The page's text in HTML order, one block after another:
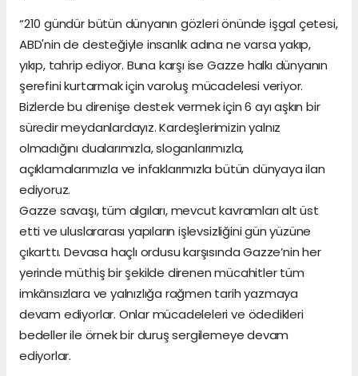
“210 gündür bütün dünyanın gözleri önünde işgal çetesi,
ABD'nin de desteğiyle insanlık adına ne varsa yakıp,
yıkıp, tahrip ediyor. Buna karşı ise Gazze halkı dünyanın
şerefini kurtarmak için varoluş mücadelesi veriyor.
Bizlerde bu direnişe destek vermek için 6 ayı aşkın bir
süredir meydanlardayız. Kardeşlerimizin yalnız
olmadığını dualarımızla, sloganlarımızla,
açıklamalarımızla ve infaklarımızla bütün dünyaya ilan
ediyoruz.
Gazze savaşı, tüm algıları, mevcut kavramları alt üst
etti ve uluslararası yapıların işlevsizliğini gün yüzüne
çıkarttı. Devasa haçlı ordusu karşısında Gazze’nin her
yerinde müthiş bir şekilde direnen mücahitler tüm
imkânsızlara ve yalnızlığa rağmen tarih yazmaya
devam ediyorlar. Onlar mücadeleleri ve ödedikleri
bedeller ile örnek bir duruş sergilemeye devam
ediyorlar.